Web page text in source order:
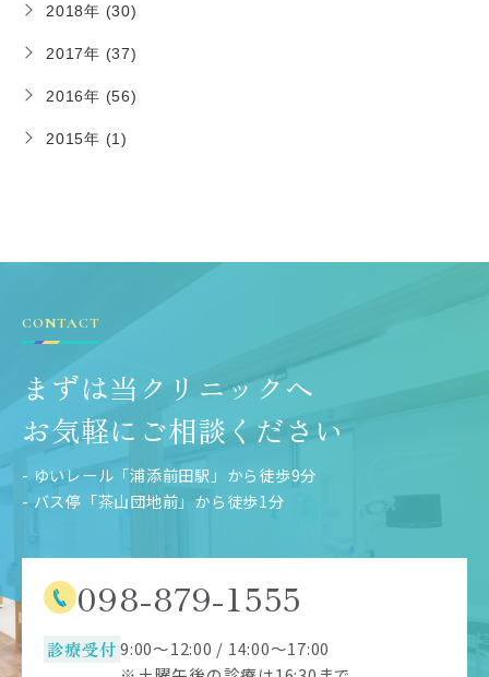
2018年 (30)
2017年 (37)
2016年 (56)
2015年 (1)
CONTACT
まずは当クリニックへ
お気軽にご相談ください
- ゆいレール「浦添前田駅」から徒歩9分
- バス停「茶山団地前」から徒歩1分
098-879-1555
診療受付9:00～12:00 / 14:00～17:00